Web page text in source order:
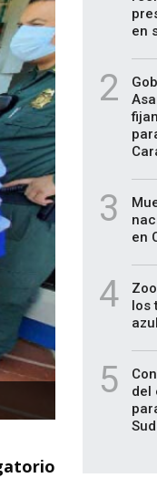
en
2
3
en
4
los
5
del